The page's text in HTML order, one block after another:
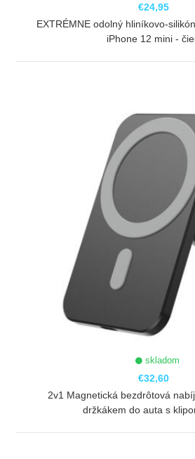
€24,95
EXTRÉMNE odolný hliníkovo-
iPhone 12 mini -
skladom
€32,60
2v1 Magnetická bezdrôtová
držkákem do auta s